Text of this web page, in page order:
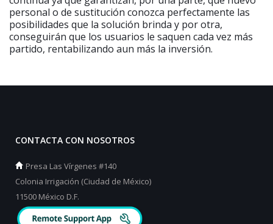
personal o de sustitución conozca perfectamente las
posibilidades que la solución brinda y por otra,
conseguirán que los usuarios le saquen cada vez más
partido, rentabilizando aun más la inversión.
CONTACTA CON NOSOTROS
Presa Las Vírgenes #140
Colonia Irrigación (Ciudad de México)
11500 México D.F.